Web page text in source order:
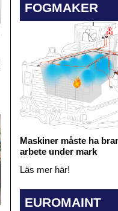
FOGMAKER
Maskiner måste ha
arbete under mark
Läs mer här!
EUROMAINT